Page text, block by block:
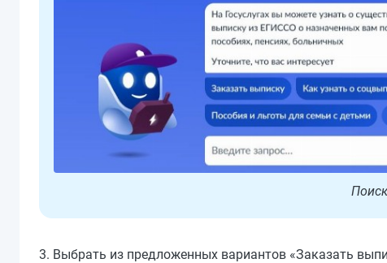
3. Выбрать из предложенных вариантов «Заказать